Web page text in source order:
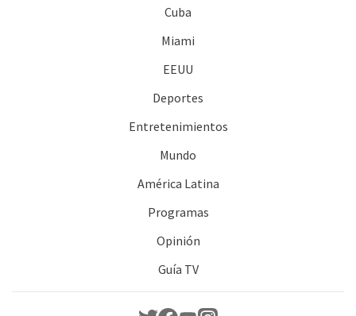
Cuba
Miami
EEUU
Deportes
Entretenimientos
Mundo
América Latina
Programas
Opinión
Guía TV